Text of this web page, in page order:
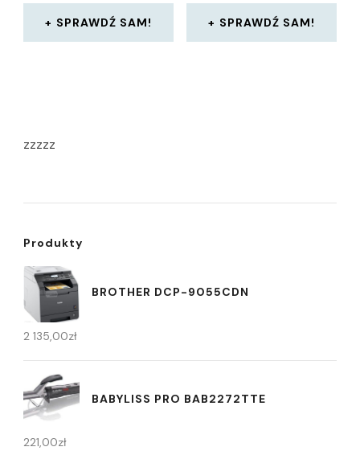
SPRAWDŹ SAM! SPRAWDŹ SAM!
zzzzz
Produkty
BROTHER DCP-9055CDN
2 135,00zł
BABYLISS PRO BAB2272TTE
221,00zł